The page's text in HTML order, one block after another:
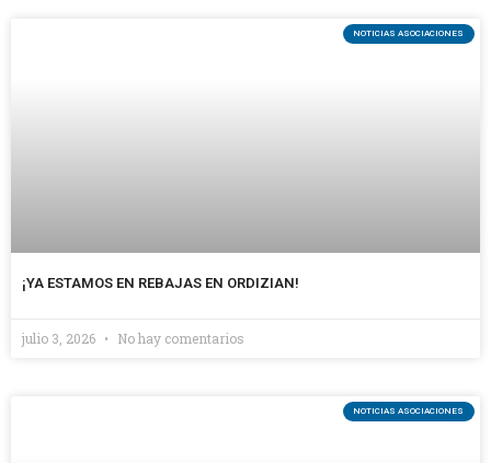
NOTICIAS ASOCIACIONES
¡YA ESTAMOS EN REBAJAS EN ORDIZIAN!
julio 3, 2026 No hay comentarios
NOTICIAS ASOCIACIONES